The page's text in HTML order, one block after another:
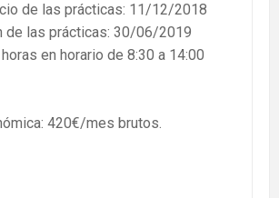
de las prácticas: 11/12/2018
de las prácticas: 30/06/2019
en horario de 8:30 a 14:00
420€/mes brutos.